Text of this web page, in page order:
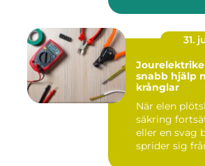
31.
snabb hjälp
krånglar
När elen
säkring
eller en svag
sprider sig